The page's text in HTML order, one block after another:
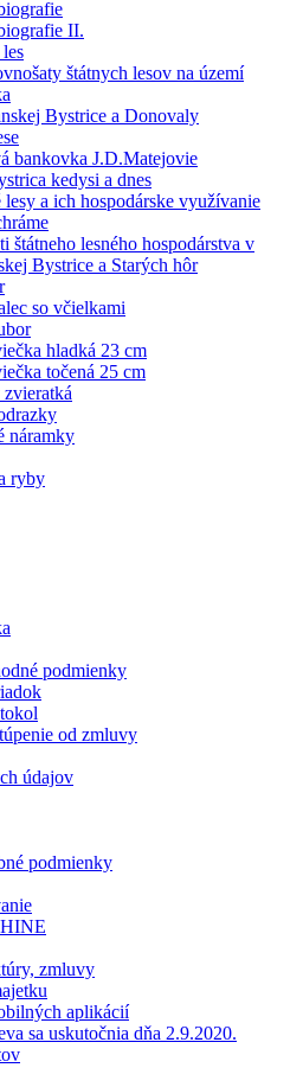
II.
štátnych lesov na území
Bystrice a Donovaly
bankovka J.D.Matejovie
kedysi a dnes
lesy a ich hospodárske využívanie
štátneho lesného hospodárstva v
Bystrice a Starých hôr
so včielkami
hladká 23 cm
točená 25 cm
náramky
ryby
podmienky
od zmluvy
údajov
podmienky
zmluvy
aplikácií
sa uskutočnia dňa 2.9.2020.